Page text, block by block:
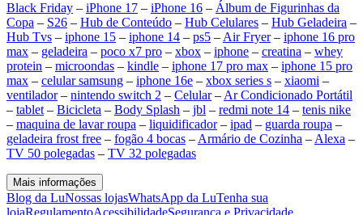
Black Friday – iPhone 17 – iPhone 16 – Álbum de Figurinhas da
Copa – S26 – Hub de Conteúdo – Hub Celulares – Hub Geladeira –
Hub Tvs – iphone 15 – iphone 14 – ps5 – Air Fryer– iphone 16 pro
max – geladeira – poco x7 pro – xbox – iphone – creatina – whey
protein – microondas – kindle – iphone 17 pro max – iphone 15 pro
max – celular samsung – iphone 16e – xbox series s – xiaomi –
ventilador– nintendo switch 2 – Celular– Ar Condicionado Portátil
– tablet – Bicicleta – Body Splash – jbl – redmi note 14 – tenis nike
– maquina de lavar roupa – liquidificador– ipad – guarda roupa –
geladeira frost free – fogão 4 bocas – Armário de Cozinha – Alexa –
TV 50 polegadas – TV 32 polegadas
Mais informações
Blog da LuNossas lojasWhatsApp da LuTenha sua